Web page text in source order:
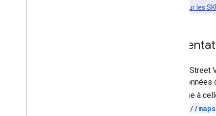
Informations sur les
Google
identique à
https://